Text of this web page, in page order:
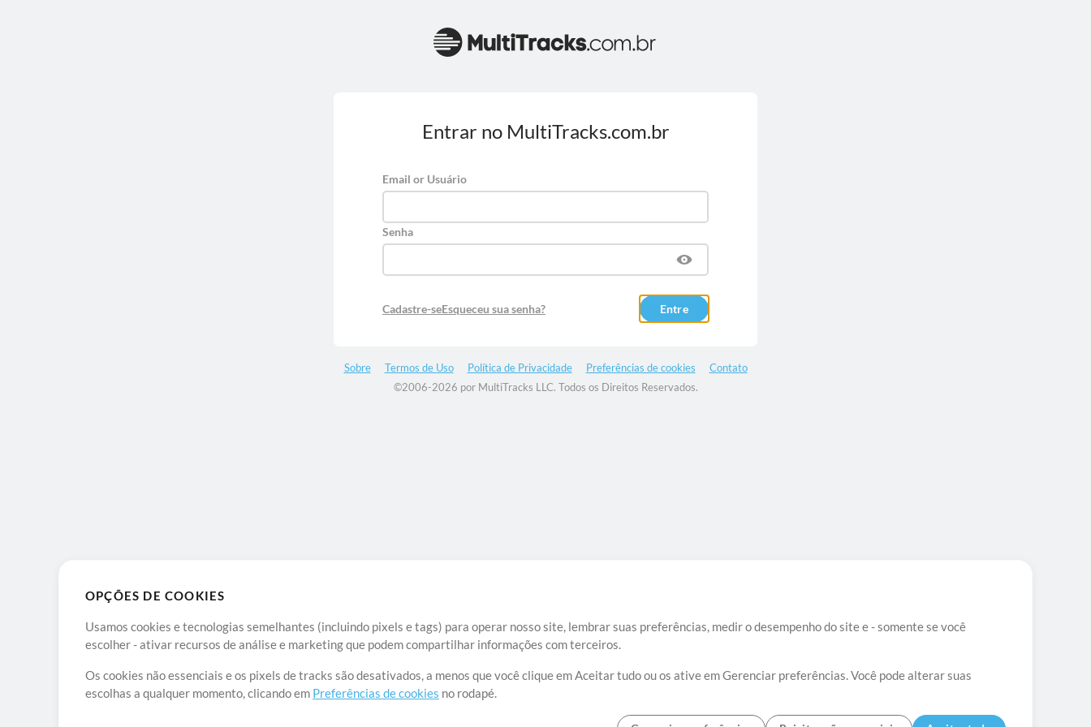
OPÇÕES DE COOKIES
Usamos cookies e tecnologias semelhantes (incluindo pixels e tags) para operar nosso site, lembrar suas preferências, medir o desempenho do site e - somente se você
escolher - ativar recursos de análise e marketing que podem compartilhar informações com terceiros.
Os cookies não essenciais e os pixels de tracks são desativados, a menos que você clique em Aceitar tudo ou os ative em Gerenciar preferências. Você pode alterar suas
escolhas a qualquer momento, clicando em Preferências de cookies no rodapé.
Entrar no MultiTracks.com.br
Email or Usuário
Senha
Cadastre-seEsqueceu sua senha? Entre
Sobre Termos de Uso Política de Privacidade Preferências de cookies
Contato
©2006-2026 por MultiTracks LLC. Todos os Direitos Reservados.